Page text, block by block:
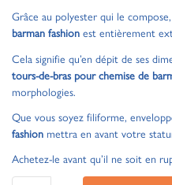
Grâce au polyester qui le
barman fashion est entièrement
Cela signifie qu’en dépit de ses
tours-de-bras pour chemise de
morphologies.
Que vous soyez filiforme,
fashion mettra en avant votre
Achetez-le avant qu’il ne soit en